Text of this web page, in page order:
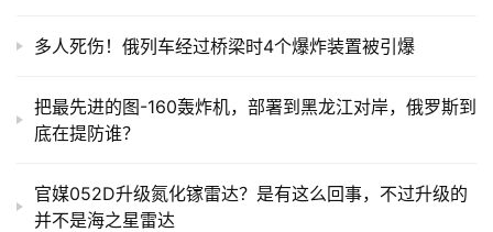
多人死伤！俄列车经过桥梁时4个爆炸装置被引爆
把最先进的图-160轰炸机，部署到黑龙江对岸，俄罗斯到
底在提防谁？
官媒052D升级氮化镓雷达？是有这么回事，不过升级的
并不是海之星雷达